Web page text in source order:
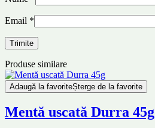
Email *
Produse similare
Adaugă la favoriteȘterge de la favorite
Mentă uscată Durra 45g